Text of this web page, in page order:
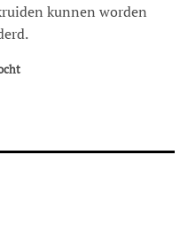
kunnen worden